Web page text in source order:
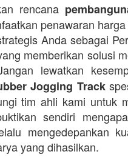
rencana
penawaran
Anda sebagai
memberikan solusi
lewatkan
Jogging Track
tim ahli kami untuk
sendiri
mengedepankan
yang dihasilkan.